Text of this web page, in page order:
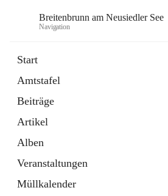
Breitenbrunn am Neusiedler See
Navigation
Start
Amtstafel
Beiträge
Artikel
Alben
Veranstaltungen
Müllkalender
18 Schnellzugriffe
Gemeindeservice